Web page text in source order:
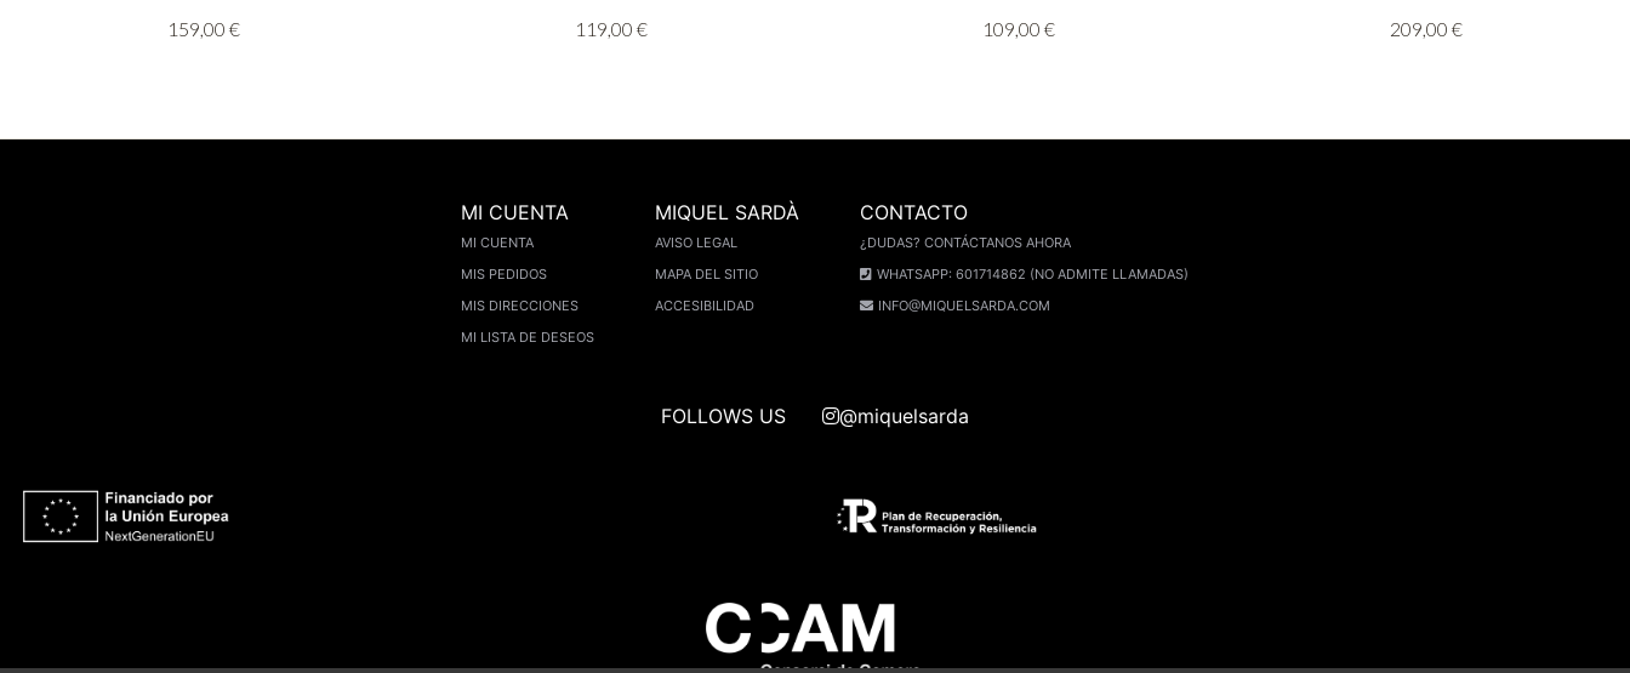
159,00 € 119,00 € 109,00 € 209,00 €
MI CUENTA
MI CUENTA
MIS PEDIDOS
MIS DIRECCIONES
MI LISTA DE DESEOS
MIQUEL SARDÀ
AVISO LEGAL
MAPA DEL SITIO
ACCESIBILIDAD
CONTACTO
¿DUDAS? CONTÁCTANOS AHORA
WHATSAPP: 601714862 (NO ADMITE LLAMADAS)
INFO@MIQUELSARDA.COM
FOLLOWS US @miquelsarda